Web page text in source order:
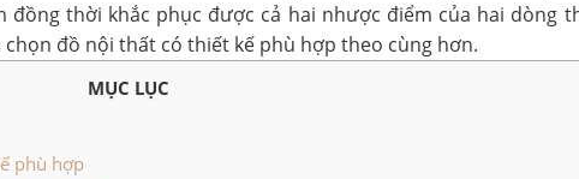
thời khắc phục được cả hai nhược điểm của hai dòng
đồ nội thất có thiết kế phù hợp theo cùng hơn.
MỤC LỤC
phù hợp